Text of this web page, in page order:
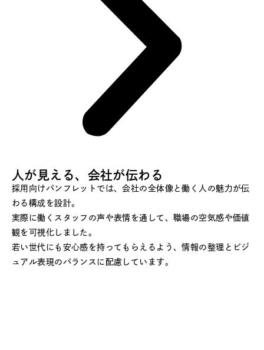
人が見える、会社が伝わる
採用向けパンフレットでは、会社の全体像と働く人の魅力が伝
わる構成を設計。
実際に働くスタッフの声や表情を通して、職場の空気感や価値
観を可視化しました。
若い世代にも安心感を持ってもらえるよう、情報の整理とビジ
ュアル表現のバランスに配慮しています。